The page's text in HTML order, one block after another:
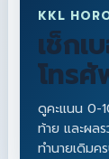
KKL
เช็กเ
โทร
ดูคะแนน 0-
ท้าย และผล
ทำนายเดิมค